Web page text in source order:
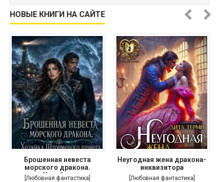
НОВЫЕ КНИГИ НА САЙТЕ
Брошенная невеста
морского дракона.
Хозяйка
[Любовная фантастика]
Неугодная жена дракона-
инквизитора
[Любовная фантастика]